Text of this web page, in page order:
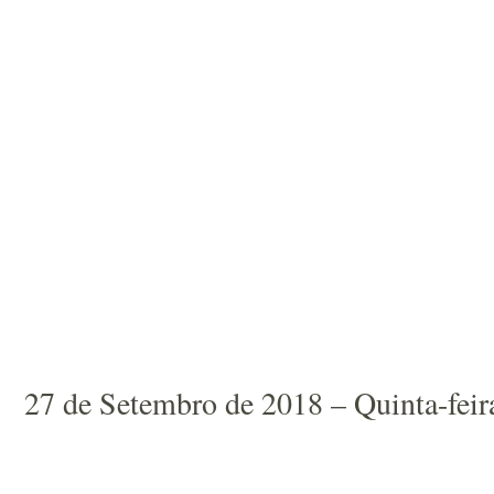
27 de Setembro de 2018 – Quinta-